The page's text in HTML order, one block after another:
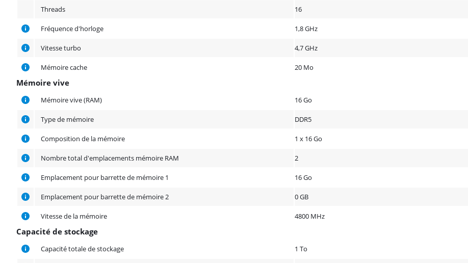
Threads 16
Fréquence d'horloge 1,8 GHz
Vitesse turbo 4,7 GHz
Mémoire cache 20 Mo
Mémoire vive
Mémoire vive
Mémoire vive (RAM) 16 Go
Type de mémoire DDR5
Composition de la mémoire 1 x 16 Go
Nombre total d'emplacements mémoire RAM 2
Emplacement pour barrette de mémoire 1 16 Go
Emplacement pour barrette de mémoire 2 0 GB
Vitesse de la mémoire 4800 MHz
Capacité de stockage
Capacité de stockage
Capacité totale de stockage 1 To